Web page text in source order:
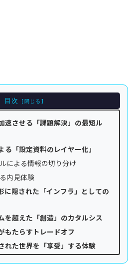
目次
速させる「課題解決」の最短ル
る「設定資料のレイヤー化」
による情報の切り分け
内見体験
に隠された「インフラ」としての
を超えた「創造」のカタルシス
もたらすトレードオフ
れた世界を「享受」する体験